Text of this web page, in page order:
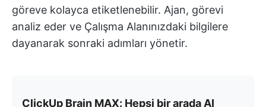
göreve kolayca etiketlenebilir. Ajan, görevi
analiz eder ve Çalışma Alanınızdaki bilgilere
dayanarak sonraki adımları yönetir.
ClickUp Brain MAX: Hepsi bir arada AI